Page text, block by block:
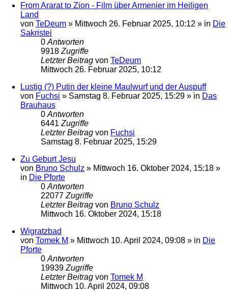
From Ararat to Zion - Film über Armenier im Heiligen
Land
von TeDeum » Mittwoch 26. Februar 2025, 10:12 » in Die
Sakristei
0 Antworten
9918 Zugriffe
Letzter Beitrag von TeDeum
Mittwoch 26. Februar 2025, 10:12
Lustig (?) Putin der kleine Maulwurf und der Auspuff
von Fuchsi » Samstag 8. Februar 2025, 15:29 » in Das
Brauhaus
0 Antworten
6441 Zugriffe
Letzter Beitrag von Fuchsi
Samstag 8. Februar 2025, 15:29
Zu Geburt Jesu
von Bruno Schulz » Mittwoch 16. Oktober 2024, 15:18 »
in Die Pforte
0 Antworten
22077 Zugriffe
Letzter Beitrag von Bruno Schulz
Mittwoch 16. Oktober 2024, 15:18
Wigratzbad
von Tomek M » Mittwoch 10. April 2024, 09:08 » in Die
Pforte
0 Antworten
19939 Zugriffe
Letzter Beitrag von Tomek M
Mittwoch 10. April 2024, 09:08